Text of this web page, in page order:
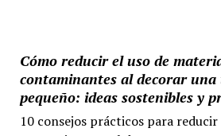
Cómo reducir el uso de
contaminantes al decorar
pequeño: ideas sostenibles y
10 consejos prácticos para